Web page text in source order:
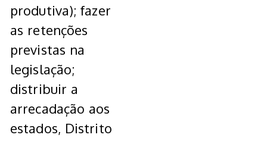
produtiva); fazer
as retenções
previstas na
legislação;
distribuir a
arrecadação aos
estados, Distrito